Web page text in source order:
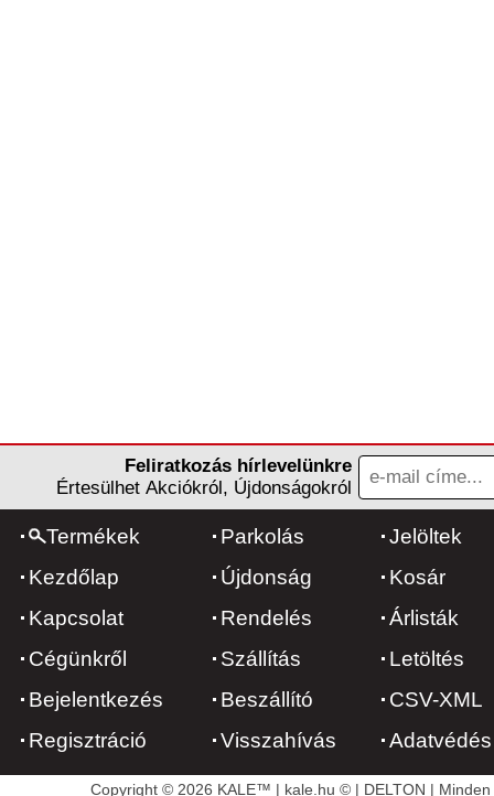
Feliratkozás hírlevelünkre
Értesülhet Akciókról, Újdonságokról
Termékek
Kezdőlap
Kapcsolat
Cégünkről
Bejelentkezés
Regisztráció
Parkolás
Újdonság
Rendelés
Szállítás
Beszállító
Visszahívás
Jelöltek
Kosár
Árlisták
Letöltés
CSV-XML
Adatvédés
Copyright © 2026 KALE™ | kale.hu © | DELTON |